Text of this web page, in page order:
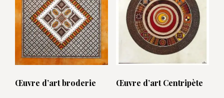
Œuvre d’art broderie Œuvre d’art Centripète